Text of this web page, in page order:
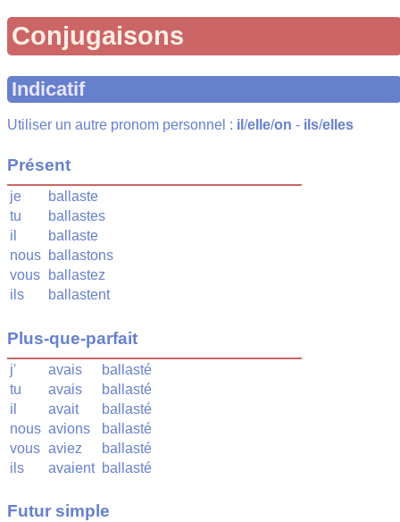
Conjugaisons
Indicatif
Utiliser un autre pronom personnel : il /elle/on - ils/elles
Présent
je
ballaste
tu
ballastes
il
ballaste
nous ballastons
vous
ballastez
ils
ballastent
Plus-que-parfait
j' avais
ballasté
tu
avais
ballasté
il
avait
ballasté
nous avions
ballasté
vous aviez
ballasté
ils
avaient ballasté
Futur simple